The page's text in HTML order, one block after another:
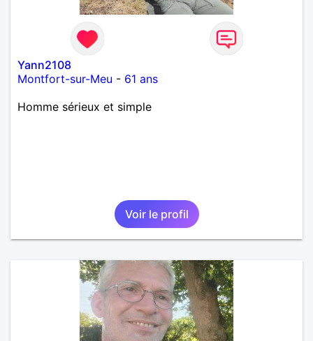
Yann2108
Montfort-sur-Meu - 61 ans
Homme sérieux et simple
Voir le profil